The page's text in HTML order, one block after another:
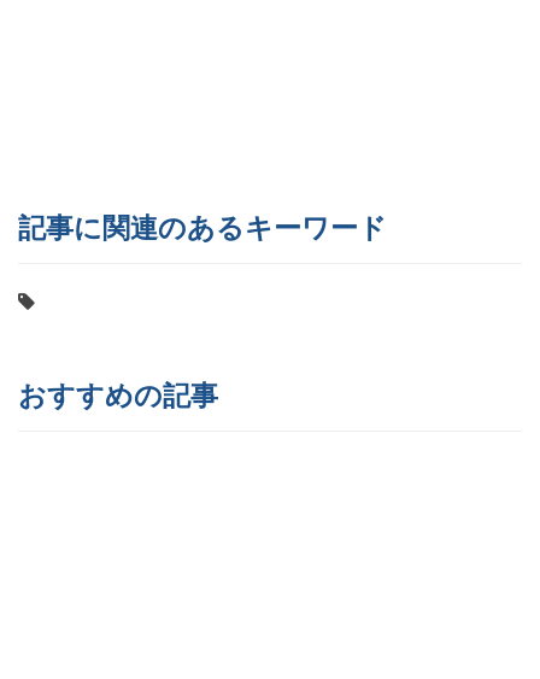
記事に関連のあるキーワード
おすすめの記事